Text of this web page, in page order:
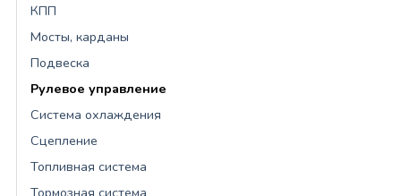
КПП
Мосты, карданы
Подвеска
Рулевое управление
Система охлаждения
Сцепление
Топливная система
Тормозная система